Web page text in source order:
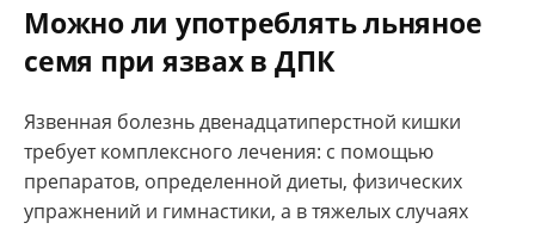
Можно ли употреблять льняное
семя при язвах в ДПК
Язвенная болезнь двенадцатиперстной кишки
требует комплексного лечения: с помощью
препаратов, определенной диеты, физических
упражнений и гимнастики, а в тяжелых случаях